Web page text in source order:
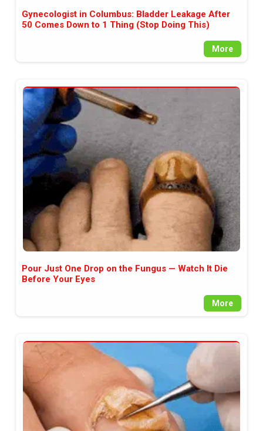
Gynecologist in Columbus: Bladder Leakage After
50 Comes Down to 1 Thing (Stop Doing This)
More
Pour Just One Drop on the Fungus — Watch It Die
Before Your Eyes
More